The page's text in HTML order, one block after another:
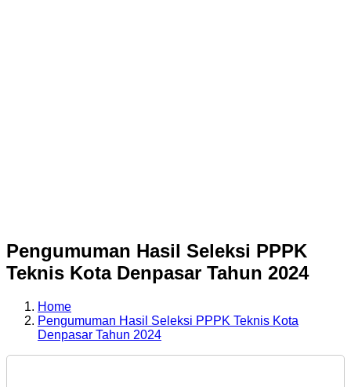
Pengumuman Hasil Seleksi PPPK
Teknis Kota Denpasar Tahun 2024
Home
Pengumuman Hasil Seleksi PPPK Teknis Kota
Denpasar Tahun 2024